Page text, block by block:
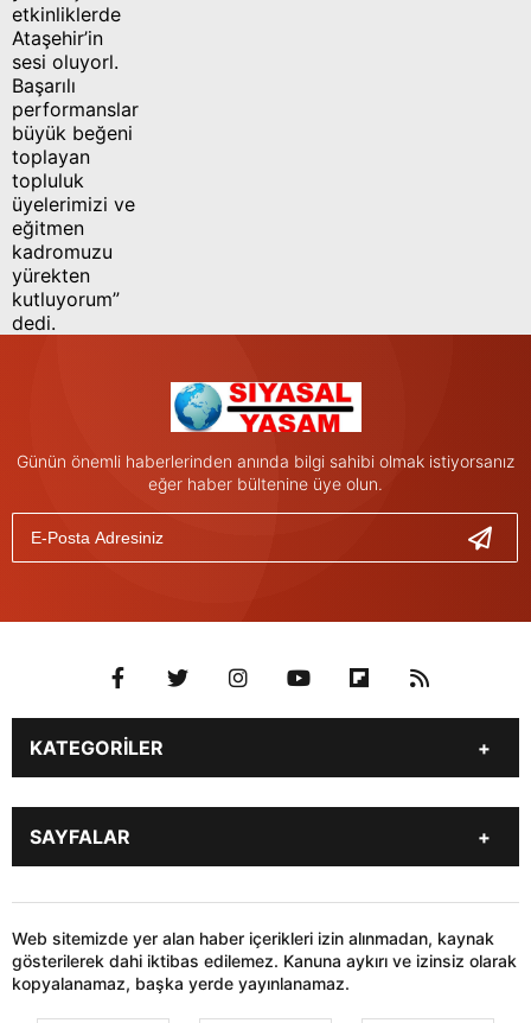
etkinliklerde
Ataşehir’in
sesi oluyorl.
Başarılı
performanslarıyla
büyük beğeni
toplayan
topluluk
üyelerimizi ve
eğitmen
kadromuzu
yürekten
kutluyorum”
dedi.
Günün önemli haberlerinden anında bilgi sahibi olmak istiyorsanız
eğer haber bültenine üye olun.
KATEGORİLER
Genel
Gündem
Son Dakika
İstanbul
Stk
Siyaset
Dünya
Sağlık
Teknoloji
SAYFALAR
HABER GÖNDER
Web sitemizde yer alan haber içerikleri izin alınmadan, kaynak
gösterilerek dahi iktibas edilemez. Kanuna aykırı ve izinsiz olarak
kopyalanamaz, başka yerde yayınlanamaz.